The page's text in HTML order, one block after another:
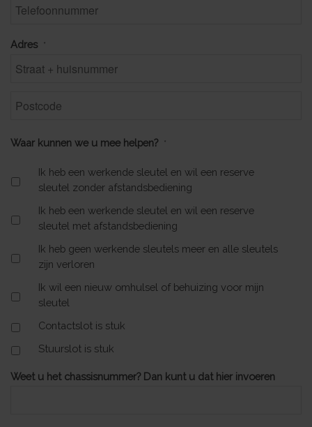
Adres *
Waar kunnen we u mee helpen? *
Ik heb een werkende sleutel en wil een reserve
sleutel zonder afstandsbediening
Ik heb een werkende sleutel en wil een reserve
sleutel met afstandsbediening
Ik heb geen werkende sleutels meer en alle sleutels
zijn verloren
Ik wil een nieuw omhulsel of behuizing voor mijn
sleutel
Contactslot is stuk
Stuurslot is stuk
Weet u het chassisnummer? Dan kunt u dat hier invoeren